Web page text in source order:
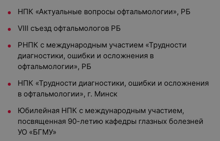
НПК «Актуальные вопросы офтальмологии», РБ
VIII съезд офтальмологов РБ
РНПК с международным участием «Трудности
диагностики, ошибки и осложнения в
офтальмологии», РБ
НПК «Трудности диагностики, ошибки и осложнения
в офтальмологии», г. Минск
Юбилейная НПК с международным участием,
посвященная 90-летию кафедры глазных болезней
УО «БГМУ»